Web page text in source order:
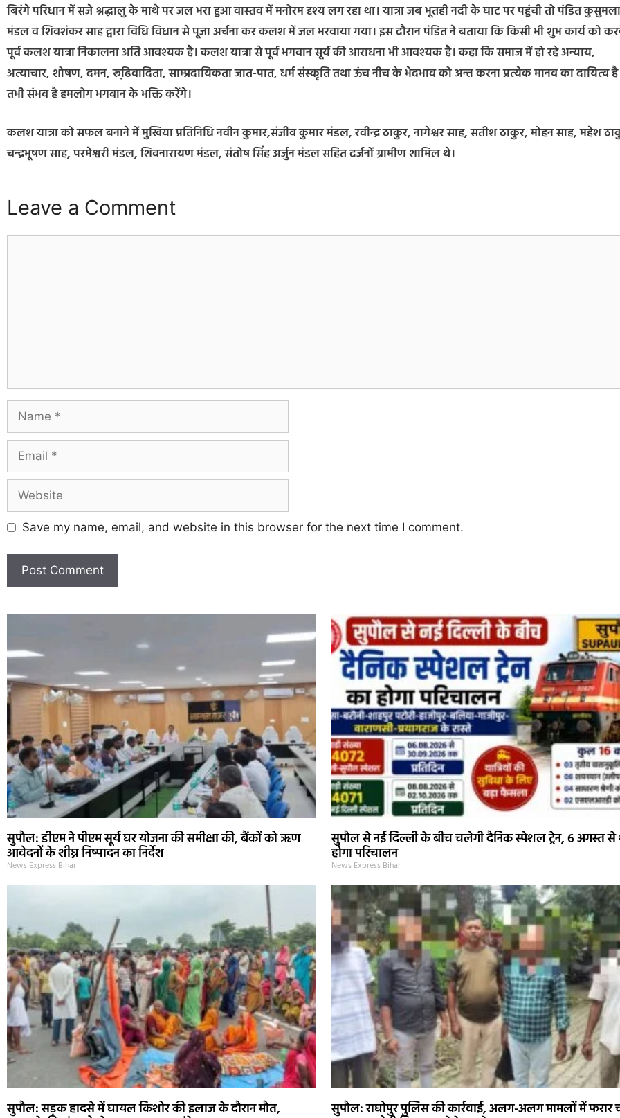
बिरंगे परिधान में सजे श्रद्धालु के माथे पर जल भरा हुआ वास्तव में मनोरम दृश्य लग रहा था। यात्रा जब भूतही नदी के घाट पर पहुंची तो पंडित
मंडल व शिवशंकर साह द्वारा विधि विधान से पूजा अर्चना कर कलश में जल भरवाया गया। इस दौरान पंडित ने बताया कि किसी भी शुभ कार्य को
पूर्व कलश यात्रा निकालना अति आवश्यक है। कलश यात्रा से पूर्व भगवान सूर्य की आराधना भी आवश्यक है। कहा कि समाज में हो रहे अन्याय,
अत्याचार, शोषण, दमन, रूढि़वादिता, साम्प्रदायिकता जात-पात, धर्म संस्कृति तथा ऊंच नीच के भेदभाव को अन्त करना प्रत्येक मानव का दायित्व
तभी संभव है हमलोग भगवान के भक्ति करेंगे।
कलश यात्रा को सफल बनाने में मुखिया प्रतिनिधि नवीन कुमार,संजीव कुमार मंडल, रवीन्द्र ठाकुर, नागेश्वर साह, सतीश ठाकुर, मोहन साह, महेश
चन्द्रभूषण साह, परमेश्वरी मंडल, शिवनारायण मंडल, संतोष सिंह अर्जुन मंडल सहित दर्जनों ग्रामीण शामिल थे।
Leave a Comment
Save my name, email, and website in this browser for the next time I comment.
सुपौल: डीएम ने पीएम सूर्य घर योजना की समीक्षा की, बैंकों को ऋण
आवेदनों के शीघ्र निष्पादन का निर्देश
News Express Bihar
सुपौल से नई दिल्ली के बीच चलेगी दैनिक स्पेशल ट्रेन, 6 अगस्त
होगा परिचालन
News Express Bihar
सुपौल: सड़क हादसे में घायल किशोर की इलाज के दौरान मौत, सुपौल: राघोपुर पुलिस की कार्रवाई, अलग-अलग मामलों में फरार